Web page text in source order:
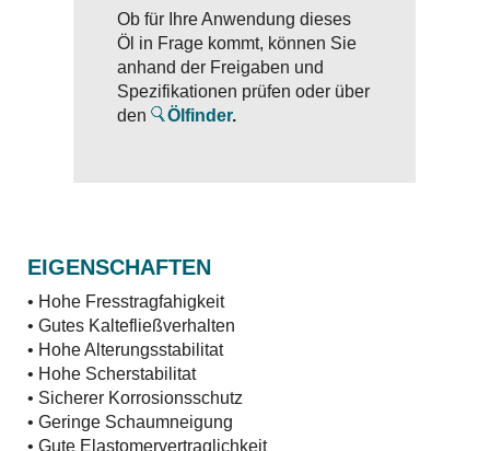
Ob für Ihre Anwendung dieses
Öl in Frage kommt, können Sie
anhand der Freigaben und
Spezifikationen prüfen oder über
den
Ölfinder.
EIGENSCHAFTEN
• Hohe Fresstragfahigkeit
• Gutes Kaltefließverhalten
• Hohe Alterungsstabilitat
• Hohe Scherstabilitat
• Sicherer Korrosionsschutz
• Geringe Schaumneigung
• Gute Elastomervertraglichkeit